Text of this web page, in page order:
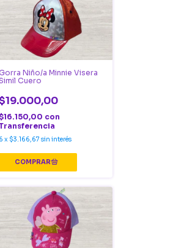
Niño/a Minnie Visera
Cuero
$16.150,00 con
6 x $3.166,67 sin interés